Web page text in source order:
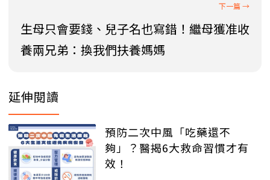
生母只會要錢、兒子名也寫錯！繼母獲准收
養兩兄弟：換我們扶養媽媽
延伸閱讀
預防二次中風「吃藥還不
夠」？醫揭6大救命習慣才有
效！